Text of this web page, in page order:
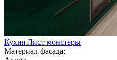
Кухня Лист монстеры
Материал фасада: